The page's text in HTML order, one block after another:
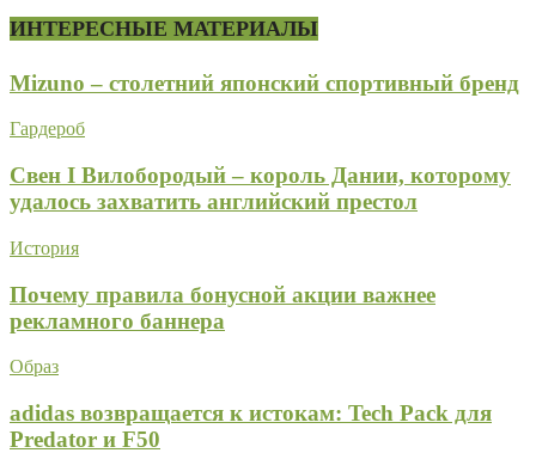
ИНТЕРЕСНЫЕ МАТЕРИАЛЫ
Mizuno – столетний японский спортивный бренд
Гардероб
Свен I Вилобородый – король Дании, которому
удалось захватить английский престол
История
Почему правила бонусной акции важнее
рекламного баннера
Образ
adidas возвращается к истокам: Tech Pack для
Predator и F50